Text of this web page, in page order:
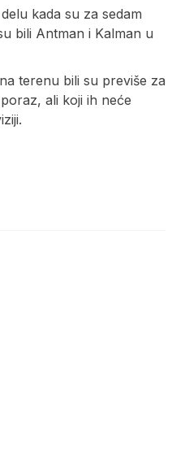
kada su za sedam
bili Antman i Kalman u
terenu bili su previše za
ali koji ih neće